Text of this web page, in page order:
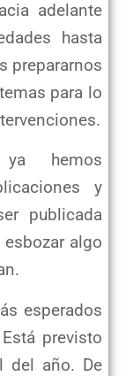
adelante
hasta
prepararnos
para lo
hemos
y
publicada
algo
esperados
previsto
del año. De